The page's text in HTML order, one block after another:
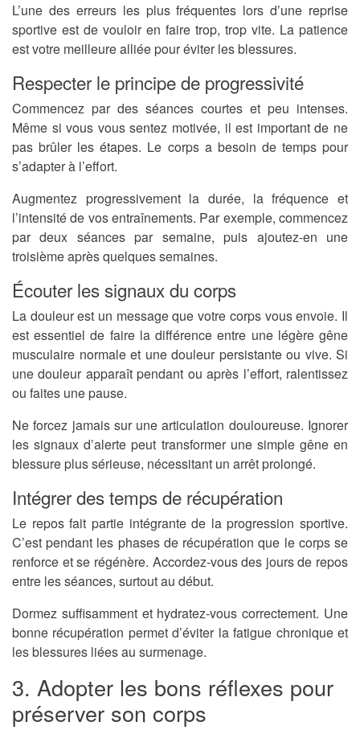
L’une des erreurs les plus fréquentes lors d’une reprise
sportive est de vouloir en faire trop, trop vite. La patience
est votre meilleure alliée pour éviter les blessures.
Respecter le principe de progressivité
Commencez par des séances courtes et peu intenses.
Même si vous vous sentez motivée, il est important de ne
pas brûler les étapes. Le corps a besoin de temps pour
s’adapter à l’effort.
Augmentez progressivement la durée, la fréquence et
l’intensité de vos entraînements. Par exemple, commencez
par deux séances par semaine, puis ajoutez-en une
troisième après quelques semaines.
Écouter les signaux du corps
La douleur est un message que votre corps vous envoie. Il
est essentiel de faire la différence entre une légère gêne
musculaire normale et une douleur persistante ou vive. Si
une douleur apparaît pendant ou après l’effort, ralentissez
ou faites une pause.
Ne forcez jamais sur une articulation douloureuse. Ignorer
les signaux d’alerte peut transformer une simple gêne en
blessure plus sérieuse, nécessitant un arrêt prolongé.
Intégrer des temps de récupération
Le repos fait partie intégrante de la progression sportive.
C’est pendant les phases de récupération que le corps se
renforce et se régénère. Accordez-vous des jours de repos
entre les séances, surtout au début.
Dormez suffisamment et hydratez-vous correctement. Une
bonne récupération permet d’éviter la fatigue chronique et
les blessures liées au surmenage.
3. Adopter les bons réflexes pour
préserver son corps